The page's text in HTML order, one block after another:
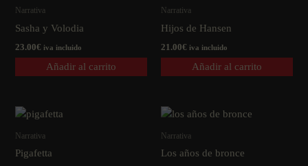
Narrativa
Sasha y Volodia
23.00€ iva incluido
Añadir al carrito
Narrativa
Hijos de Hansen
21.00€ iva incluido
Añadir al carrito
Narrativa
Pigafetta
Narrativa
Los años de bronce